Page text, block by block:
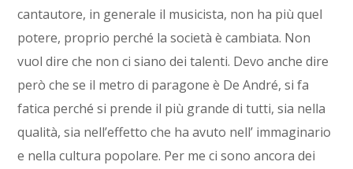
cantautore, in generale il musicista, non ha più quel
potere, proprio perché la società è cambiata. Non
vuol dire che non ci siano dei talenti. Devo anche dire
però che se il metro di paragone è De André, si fa
fatica perché si prende il più grande di tutti, sia nella
qualità, sia nell’effetto che ha avuto nell’ immaginario
e nella cultura popolare. Per me ci sono ancora dei